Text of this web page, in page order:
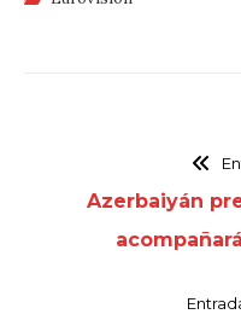
Azerbaiyán